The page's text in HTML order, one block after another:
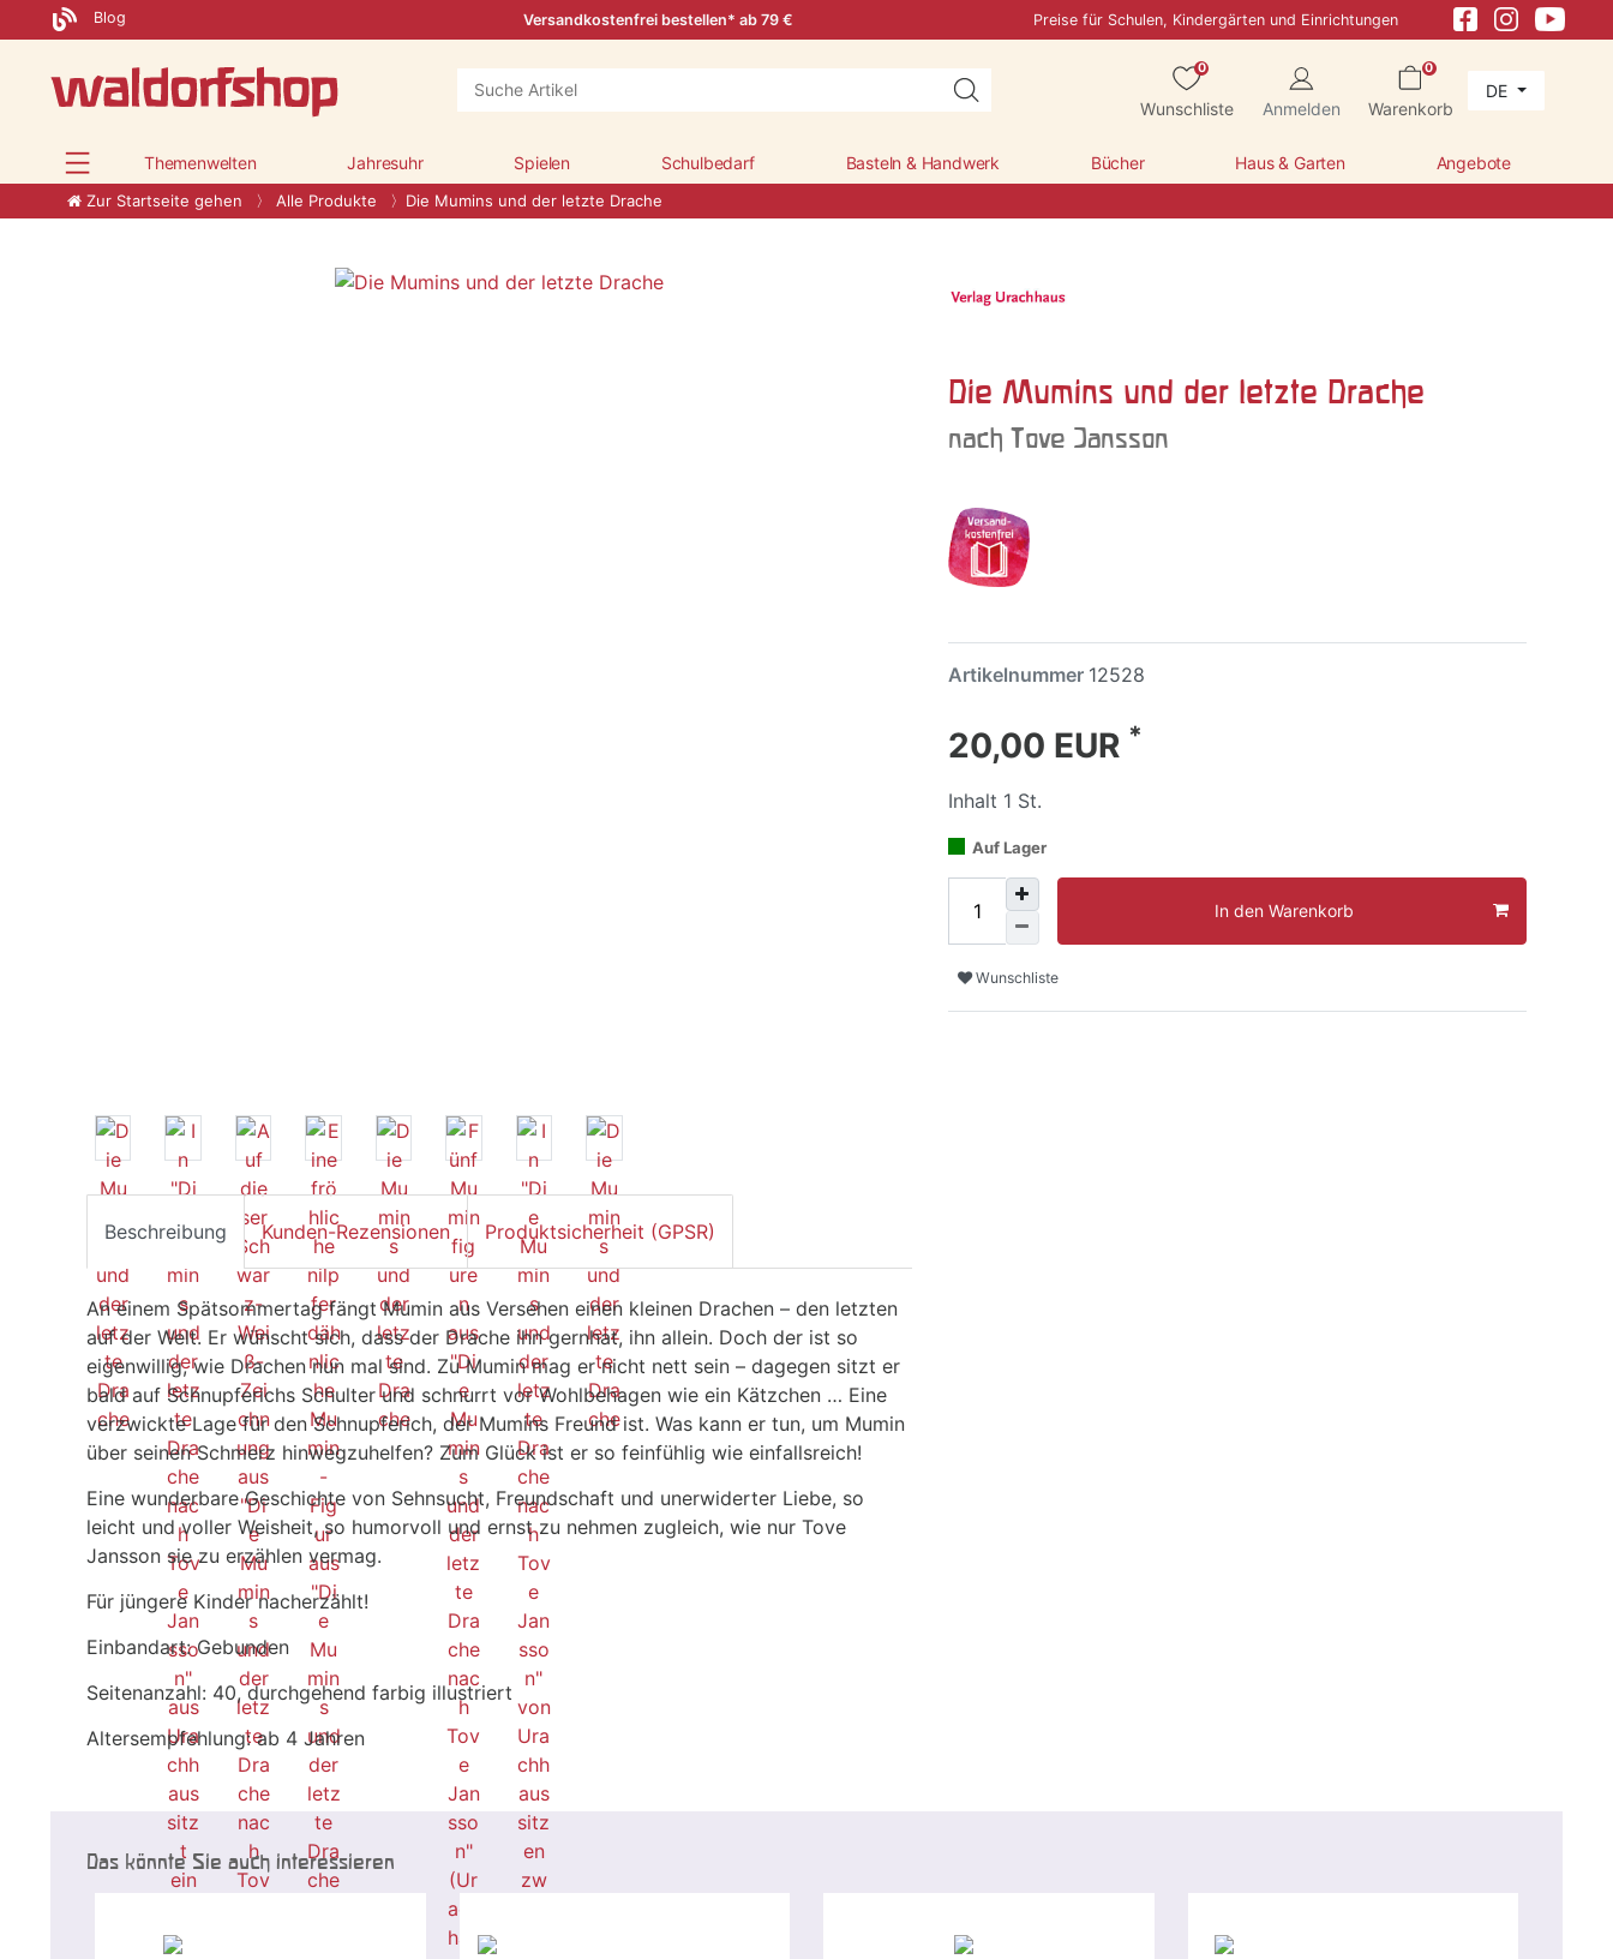
Blog Versandkostenfrei bestellen* ab 79 € Preise für Schulen, Kindergärten und Einrichtungen
0
Wunschliste Anmelden
0
Warenkorb
DE
Themenwelten Jahresuhr Spielen Schulbedarf Basteln & Handwerk Bücher Haus & Garten Angebote
Zur Startseite gehen Alle Produkte Die Mumins und der letzte Drache
Die Mumins und der letzte Drache
nach Tove Jansson
Artikelnummer 12528
20,00 EUR *
Inhalt 1 St.
Auf Lager
In den Warenkorb
Wunschliste
Beschreibung Kunden-Rezensionen Produktsicherheit (GPSR)
An einem Spätsommertag fängt Mumin aus Versehen einen kleinen Drachen – den letzten
auf der Welt. Er wünscht sich, dass der Drache ihn gernhat, ihn allein. Doch der ist so
eigenwillig, wie Drachen nun mal sind. Zu Mumin mag er nicht nett sein – dagegen sitzt er
bald auf Schnupferichs Schulter und schnurrt vor Wohlbehagen wie ein Kätzchen … Eine
verzwickte Lage für den Schnupferich, der Mumins Freund ist. Was kann er tun, um Mumin
über seinen Schmerz hinwegzuhelfen? Zum Glück ist er so feinfühlig wie einfallsreich!
Eine wunderbare Geschichte von Sehnsucht, Freundschaft und unerwiderter Liebe, so
leicht und voller Weisheit, so humorvoll und ernst zu nehmen zugleich, wie nur Tove
Jansson sie zu erzählen vermag.
Für jüngere Kinder nacherzählt!
Einbandart: Gebunden
Seitenanzahl: 40, durchgehend farbig illustriert
Altersempfehlung: ab 4 Jahren
Das könnte Sie auch interessieren